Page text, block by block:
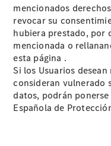
Por qué
incluir un
Benz en
mencionados
revocar su
hubiera prestado, por
mencionada o
esta página .
Si los Usuarios
consideran vulnerado
datos, podrán
Española de